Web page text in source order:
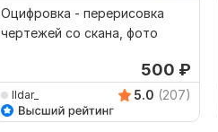
Оцифровка - перерисовка
чертежей со скана, фото
500 ₽
Ildar_ 5.0 (207)